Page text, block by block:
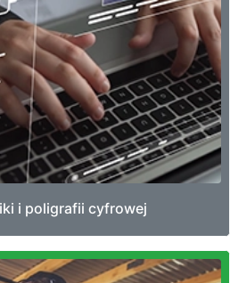
i poligrafii cyfrowej